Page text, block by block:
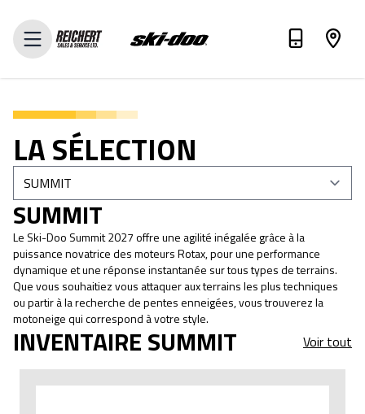
ÉVALUEZ VOTRE ÉCHANGE
LA SÉLECTION
SUMMIT
Le Ski-Doo Summit 2027 offre une agilité inégalée grâce à la
puissance novatrice des moteurs Rotax, pour une performance
dynamique et une réponse instantanée sur tous types de terrains.
Que vous souhaitiez vous attaquer aux terrains les plus techniques
ou partir à la recherche de pentes enneigées, vous trouverez la
motoneige qui correspond à votre style.
INVENTAIRE SUMMIT Voir tout